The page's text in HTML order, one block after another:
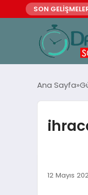
SON
Ana Sayfa
12 Mayıs